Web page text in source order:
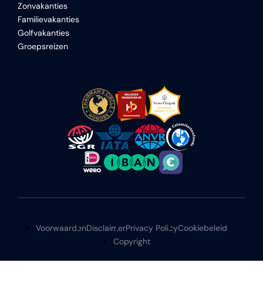
Zonvakanties
Familievakanties
Golfvakanties
Groepsreizen
VoorwaardenDisclaimerPrivacy PolicyCookiebeleid
Copyright